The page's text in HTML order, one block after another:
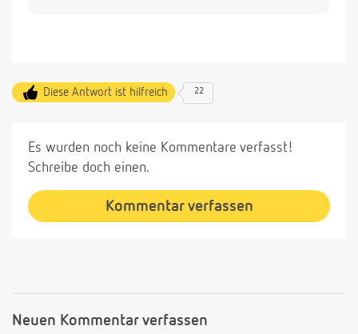
Diese Antwort ist hilfreich 22
Es wurden noch keine Kommentare verfasst!
Schreibe doch einen.
Kommentar verfassen
Neuen Kommentar verfassen